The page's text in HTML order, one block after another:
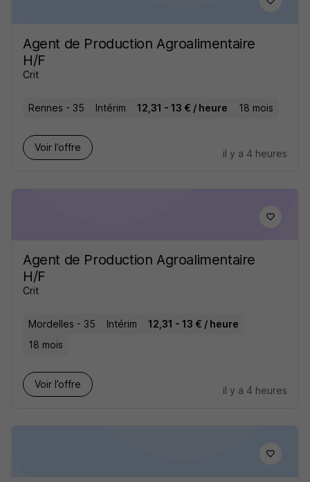
Agent de Production Agroalimentaire
H/F
Crit
Rennes - 35 Intérim 12,31 - 13 € / heure 18 mois
Voir l’offre
il y a 4 heures
Agent de Production Agroalimentaire
H/F
Crit
Mordelles - 35 Intérim
12,31 - 13 € / heure
18 mois
Voir l’offre
il y a 4 heures